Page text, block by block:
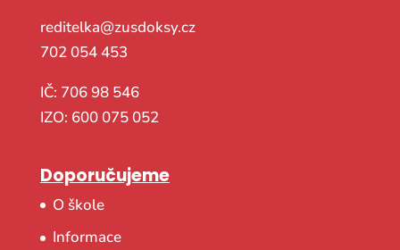
reditelka@zusdoksy.cz
702 054 453
IČ: 706 98 546
IZO: 600 075 052
Doporučujeme
O škole
Informace